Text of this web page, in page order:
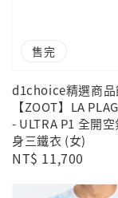
售完
d1choice精選商品
【ZOOT】LA
- ULTRA P1 全開
身三鐵衣 (女)
Regular
NT$ 11,700